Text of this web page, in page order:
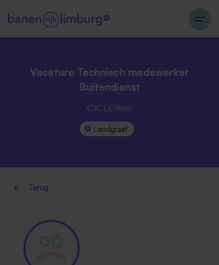
Vacature Technisch medewerker
Buitendienst
CYCLERtest
Landgraaf
Terug